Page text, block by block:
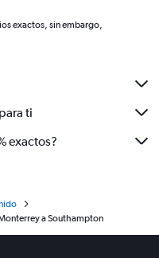
exactos, sin embargo,
ti
exactos?
a Southampton